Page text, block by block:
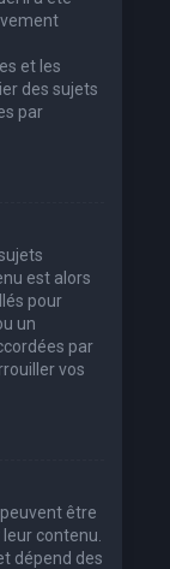
et les
des sujets
par
est alors
pour
un
par
vos
être
contenu.
dépend des